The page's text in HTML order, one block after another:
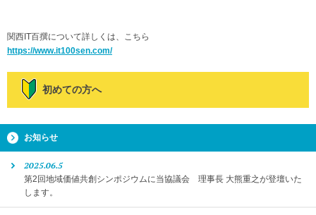
関西IT百撰について詳しくは、こちら
https://www.it100sen.com/
初めての方へ
お知らせ
2025.06.5
第2回地域価値共創シンポジウムに当協議会 理事長 大熊重之が登壇いた
します。